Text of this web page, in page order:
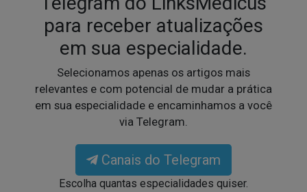
para receber atualizações
em sua especialidade.
Selecionamos apenas os artigos mais
relevantes e com potencial de mudar a prática
em sua especialidade e encaminhamos a você
via Telegram.
Canais do Telegram
Escolha quantas especialidades quiser.